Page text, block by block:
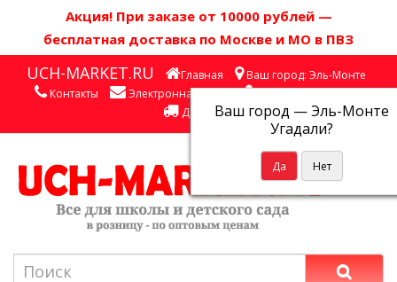
Акция! При заказе от 10000 рублей —
бесплатная доставка по Москве и МО в ПВЗ
UCH-MARKET.RU Главная Ваш город: Эль-Монте
Ваш город —Эль-Монте
Угадали?
Контакты Электронная почта
Личный кабинет
Доставка